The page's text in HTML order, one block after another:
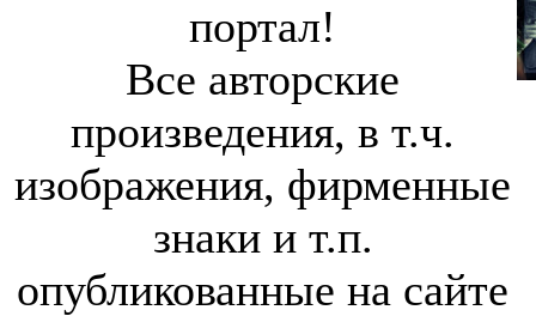
портал!
Все авторские
произведения, в т.ч.
изображения, фирменные
знаки и т.п.
опубликованные на сайте